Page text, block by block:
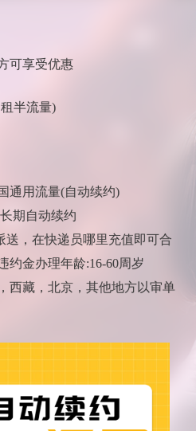
可享受优惠
半流量)
通用流量(自动续约)
期自动续约
送，在快递员哪里充值即可合
约金办理年龄:16-60周岁
西藏，北京，其他地方以审单